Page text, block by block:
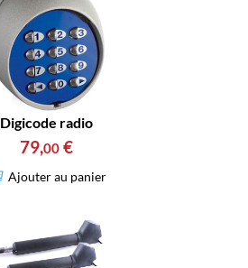
Digicode radio
79,00 €
Ajouter au panier